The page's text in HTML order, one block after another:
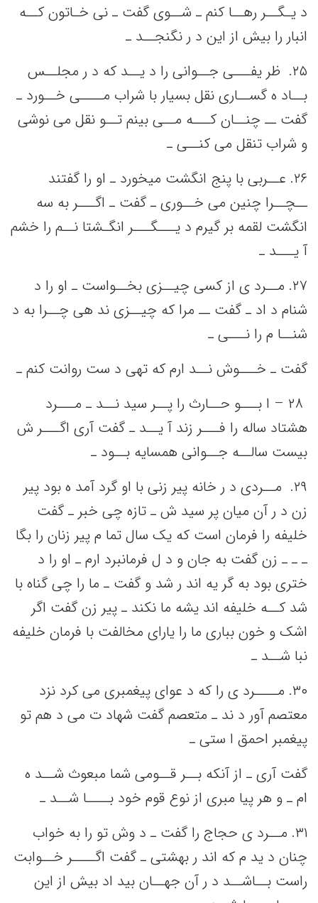
د یـگــر رهــا کنم‌ ـ شــوی گفت‌ ـ نی‌ خـاتون کــه‌
انبار را بیش‌ از این‌ د ر نگنجــد ـ
٢۵. ‌ ظر یفـــی‌ جــوانی‌ را د یــد که‌ د ر مجلــس‌
بــاد ه گســاری نقل‌ بسیار با شراب مــــی‌ خــورد ـ
گفت‌ ــ چنــان کـــه‌ مــی‌ بینم‌ تــو نقل‌ می‌ نوشی‌
و شراب تنقل‌ می‌ کنــی‌ ـ
٢۶. ‌عــربی‌ با پنج‌ انگشت‌ میخورد ـ او را گفتند
ــچــرا چنین‌ می‌ خــوری ـ گفت‌ ـ اگـــر به‌ سه‌
انگشت‌ لقمه‌ بر گیرم د یـــگـــر انگـشتا نــم‌ را خشم‌
آ یـــد ـ
٢٧. مــرد ی از کسی‌ چیــزی بخــواست‌ ـ او را د
شنام د اد ـ گفت‌ ــ مرا که‌ چیــزی ند هی‌ چــرا به‌ د
شنــا م را نـــی‌ ـ
گفت‌ ـ خـــوش نــد ارم که‌ تهی‌ د ست‌ روانت‌ کنم‌ ـ
٢٨ – ا بـــو حــارث را پــر سید نــد ـ مـــرد
هشتاد ساله‌ را فـــر زند آ یــد ـ گفت‌ آری اگـــر ش
بیست‌ سالــه‌ جــوانی‌ همسایه‌ بــود ـ
٢٩. ‌ مــردی د ر خانه‌ پیر زنی‌ با او گرد آمد ه بود پیر
زن د ر آن میان پر سید ش ـ تازه چی‌ خبر ـ گفت‌
خلیفه‌ را فرمان است‌ که‌ یک‌ سال تما م پیر زنان را بگا
ـ ـ ـ زن گفت‌ به‌ جان و د ل فرمانبرد ارم ـ او را د
ختری بود به‌ گر یه‌ اند ر شد و گفت‌ ـ ما را چی‌ گناه با
شد کــه‌ خلیفه‌ اند یشه‌ ما نکند ـ پیر زن گفت‌ اگر
اشک‌ و خون بباری ما را یارای مخالفت‌ با فرمان خلیفه‌
نبا شــد ـ
٣٠. مــــرد ی را که‌ د عوای پیغمبری می‌ کرد نزد
معتصم‌ آور د ند ـ متعصم‌ گفت‌ شهاد ت می‌ د هم‌ تو
پیغمبر احمق‌ ا ستی‌ ـ
گفت‌ آری ـ از آنکه‌ بــر قــومی‌ شما مبعوث شــد ه
ام ـ و هر پیا مبری از نوع قوم خود بــــا شــد ـ
٣١. ‌مــرد ی حجاج را گفت‌ ـ د وش تو را به‌ خواب
چنان د ید م که‌ اند ر بهشتی‌ ـ گفت‌ اگــــر خــوابت‌
راست‌ بــاشــد د ر آن جهــان بید اد بیش‌ از این‌